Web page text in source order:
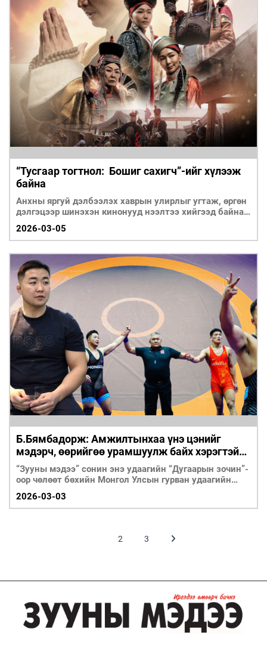
“Тусгаар тогтнол: Бошиг сахигч”-ийг хүлээж
байна
Анхны яргуй дэлбээлэх хаврын улирлыг угтаж, өргөн
дэлгэцээр шинэхэн кинонууд нээлтээ хийгээд байна.
2026-03-05
Б.Бямбадорж: Амжилтынхаа үнэ цэнийг
мэдэрч, өөрийгөө урамшуулж байх хэрэгтэй
юм билээ
“Зууны мэдээ” сонин энэ удаагийн “Дугаарын зочин”-
оор чөлөөт бөхийн Монгол Улсын гурван удаагийн
аварга, 23 хүртэлх насны ДАШТ-ний хүрэл медальт,
“Сүлд” спорт хорооны тамирчин, ОУХМ
Б.Бямбадоржийг урьж, ярилцлаа.
2026-03-03
2 3